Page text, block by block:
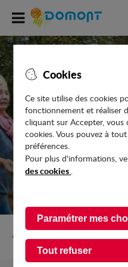
Cookies
Ce site utilise des cookies
fonctionnement et réaliser
cliquant sur Accepter, vous
cookies. Vous pouvez à
préférences.
Pour plus d'informations,
des cookies .
Paramétrer mes
Tout refuser
Accéder
au
menu
Accéder
au
contenu
ATELIERS
Retour vers Seniors